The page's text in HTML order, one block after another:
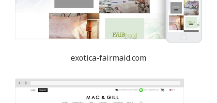
exotica-fairmaid.com